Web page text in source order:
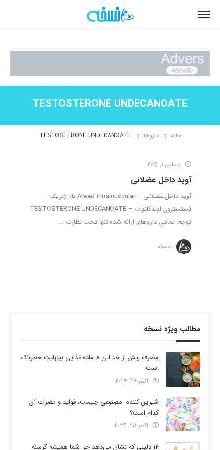
TESTOSTERONE UNDECANOATE
خانه داروها TESTOSTERONE UNDECANOATE
دسامبر 1, 2016
آوید داخل عضلانی
آوید داخل عضلانی – Aveed intramuscular نام ژنریک:
تستسترون اوندکانوآت – TESTOSTERONE UNDECANOATE
توجه: تمامی داروهای ارائه شده تنها تحت نظارت ...
نسخه
مطالب ویژه نسخه
مصرف بیش از حد این 8 ماده غذایی بینهایت خطرناک
است
اکتبر 26, 2024
شیرین کننده مصنوعی چیست، فواید و مضرات آن
کدام است؟
اکتبر 25, 2024
14 دلیلی که نشان می‌دهد چرا شما همیشه گرسنه